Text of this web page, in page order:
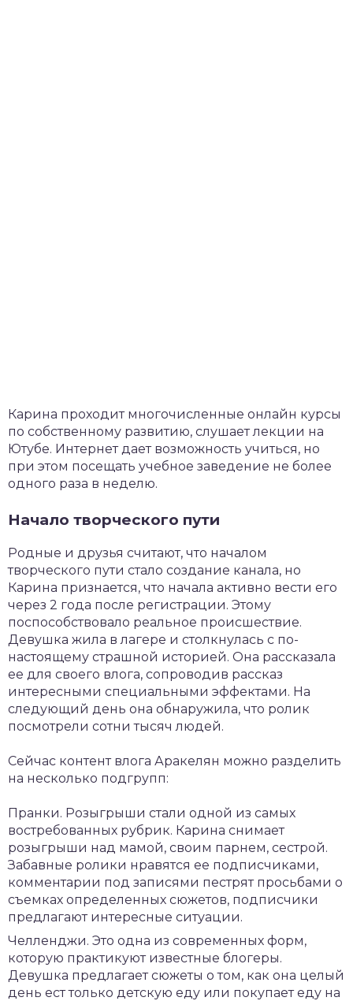
Карина проходит многочисленные онлайн курсы
по собственному развитию, слушает лекции на
Ютубе. Интернет дает возможность учиться, но
при этом посещать учебное заведение не более
одного раза в неделю.
Начало творческого пути
Родные и друзья считают, что началом
творческого пути стало создание канала, но
Карина признается, что начала активно вести его
через 2 года после регистрации. Этому
поспособствовало реальное происшествие.
Девушка жила в лагере и столкнулась с по-
настоящему страшной историей. Она рассказала
ее для своего влога, сопроводив рассказ
интересными специальными эффектами. На
следующий день она обнаружила, что ролик
посмотрели сотни тысяч людей.
Сейчас контент влога Аракелян можно разделить
на несколько подгрупп:
Пранки. Розыгрыши стали одной из самых
востребованных рубрик. Карина снимает
розыгрыши над мамой, своим парнем, сестрой.
Забавные ролики нравятся ее подписчиками,
комментарии под записями пестрят просьбами о
съемках определенных сюжетов, подписчики
предлагают интересные ситуации.
Челленджи. Это одна из современных форм,
которую практикуют известные блогеры.
Девушка предлагает сюжеты о том, как она целый
день ест только детскую еду или покупает еду на